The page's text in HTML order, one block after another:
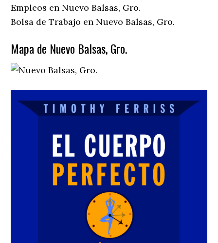
Empleos en Nuevo Balsas, Gro.
Bolsa de Trabajo en Nuevo Balsas, Gro.
Mapa de Nuevo Balsas, Gro.